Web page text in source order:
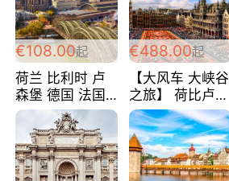
€108.00起
荷兰 比利时 卢
森堡 德国 法国
超爽玩遍西欧 循
环线 全程四星宾
馆 108欧/人/天
€488.00起
【大风车 大峡谷
之旅】 荷比卢德
法 巴黎上下 经
典五国四日游
488欧/人